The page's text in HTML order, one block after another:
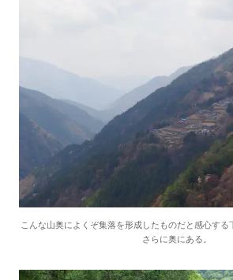
こんな山奥によくぞ集落を形成したものだと感心する
さらに奥にある。